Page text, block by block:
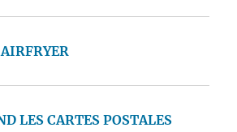
LES CARTES POSTALES